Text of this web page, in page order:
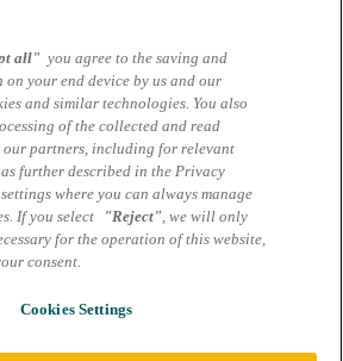
nichts Abweichendes
AGB Marcom Services
Services
Cookie Einstellungen
E-Mail oder Username
all" you agree to the saving and
your end device by us and our
and similar technologies. You also
of the collected and read
our partners, including for relevant
further described in the Privacy
where you can always manage
If you select
"Reject", we will only
for the operation of this website,
consent.
Cookies Settings